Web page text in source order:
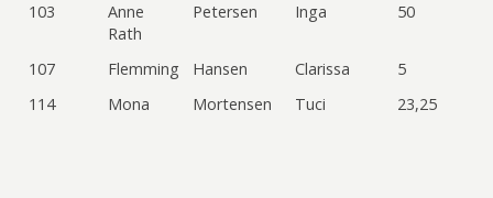
103
Anne
Rath
Petersen Inga 50
107 Flemming Hansen Clarissa
5
114
Mona Mortensen Tuci 23,25